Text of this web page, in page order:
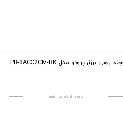
چند راهی برق پرودو مدل PB-3ACC2CM-BK
بزودی ارائه می شود